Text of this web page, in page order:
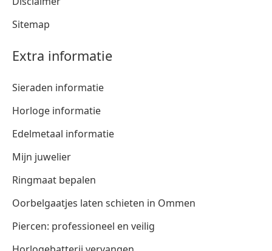
Sitemap
Extra informatie
Sieraden informatie
Horloge informatie
Edelmetaal informatie
Mijn juwelier
Ringmaat bepalen
Oorbelgaatjes laten schieten in Ommen
Piercen: professioneel en veilig